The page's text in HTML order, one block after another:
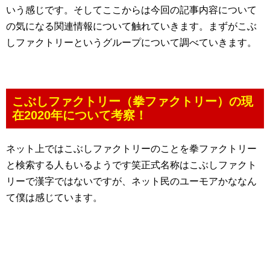
いう感じです。そしてここからは今回の記事内容について
の気になる関連情報について触れていきます。まずがこぶ
しファクトリーというグループについて調べていきます。
こぶしファクトリー（拳ファクトリー）の現
在2020年について考察！
ネット上ではこぶしファクトリーのことを拳ファクトリー
と検索する人もいるようです笑正式名称はこぶしファクト
リーで漢字ではないですが、ネット民のユーモアかななん
て僕は感じています。